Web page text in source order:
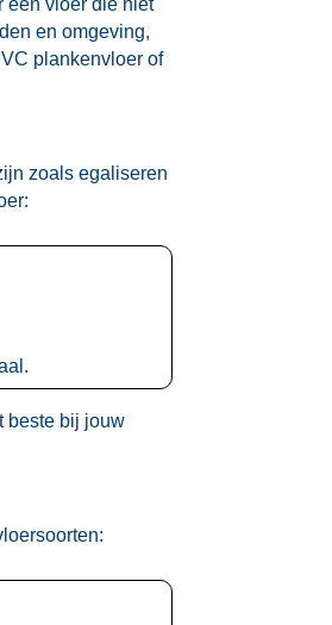
en omgeving,
plankenvloer of
zoals egaliseren
beste bij jouw